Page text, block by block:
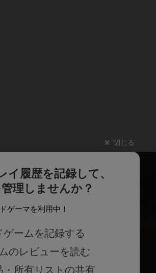
閉じる
履歴を記録して、
理しませんか？
ゲーマを利用中！
ームを記録する
のレビューを読む
・所有リストの共有
新作・再入荷情報